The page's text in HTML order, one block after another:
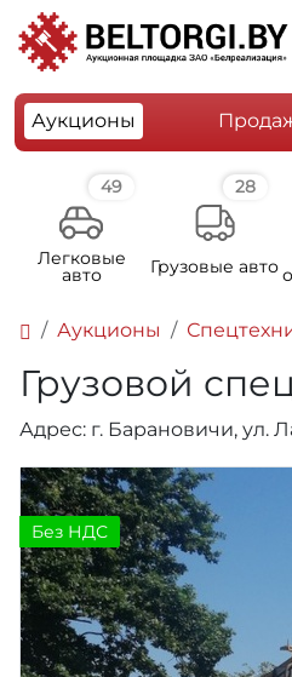
Аукционы
49
Легковые
авто
28
Грузовые авто
Аукционы
Грузовой
Адрес: г. Барановичи, ул.
Без НДС